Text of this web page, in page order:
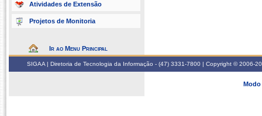
Atividades de Extensão
Projetos de Monitoria
Ir ao Menu Principal
SIGAA | Diretoria de Tecnologia da Informação - (47) 3331-7800 | Copyright © 2006-
Modo